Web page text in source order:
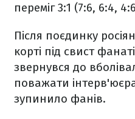
переміг 3:1 (7:6, 6:4,
Після поєдинку
корті під свист
звернувся до
поважати
зупинило фанів.